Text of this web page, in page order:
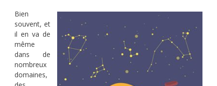
Bien
souvent, et
il en va de
même
dans de
nombreux
domaines,